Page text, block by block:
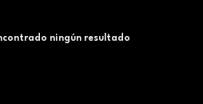
ningún resultado